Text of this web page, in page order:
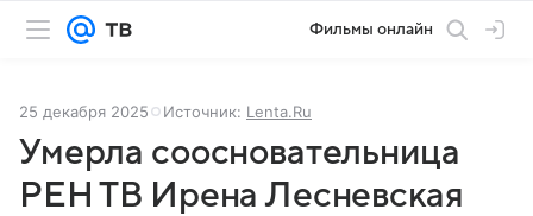
Фильмы онлайн
25 декабря 2025 Источник: Lenta.Ru
Умерла соосновательница
РЕН ТВ Ирена Лесневская